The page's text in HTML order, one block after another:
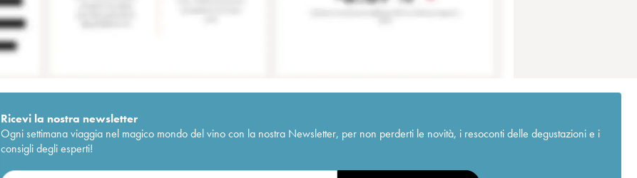
Ricevi la nostra newsletter
Ogni settimana viaggia nel magico mondo del vino con la nostra Newsletter, per non perderti le novità, i resoconti delle degustazioni e i
consigli degli esperti!